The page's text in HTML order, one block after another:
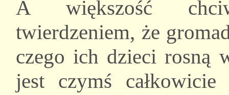
A większość
twierdzeniem, że
czego ich dzieci rosną
jest czymś